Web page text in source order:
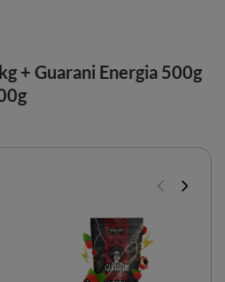
+ Guarani Energia 500g